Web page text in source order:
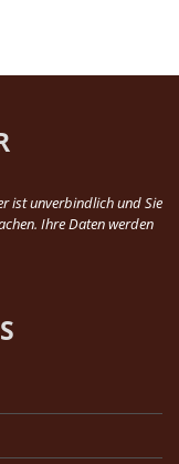
ist unverbindlich und Sie
Ihre Daten werden